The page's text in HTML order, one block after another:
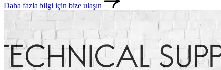
Daha fazla bilgi için bize ulaşın